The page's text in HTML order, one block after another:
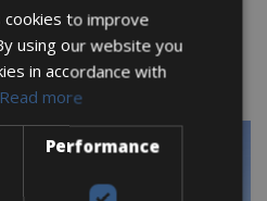
Trasimeno via ons verhuur
hier –
to improve
using our website you
in accordance with
Read more
Performance